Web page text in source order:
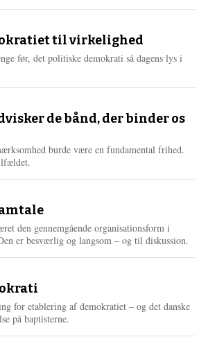
e
r
til virkelighed
før, det politiske demokrati så dagens lys i
de bånd, der binder os
burde være en fundamental frihed.
den gennemgående organisationsform i
er besværlig og langsom – og til diskussion.
for etablering af demokratiet – og det danske
på baptisterne.